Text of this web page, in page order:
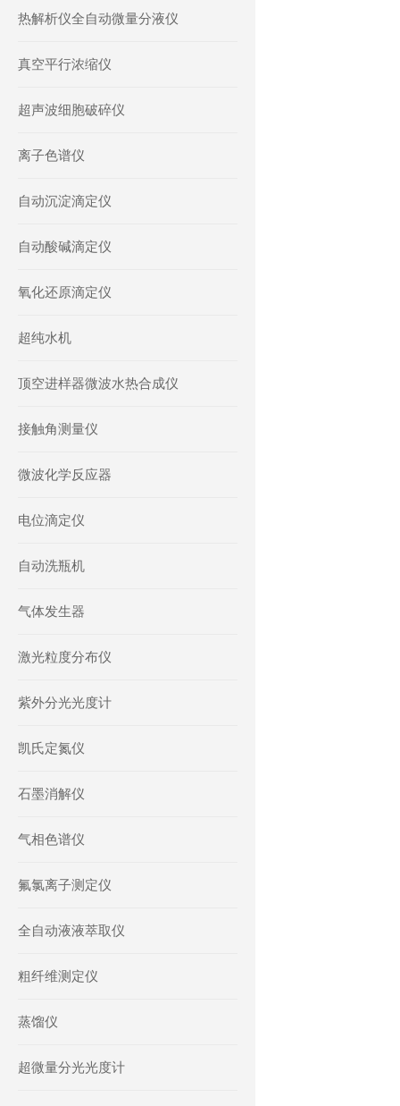
热解析仪全自动微量分液仪
真空平行浓缩仪
超声波细胞破碎仪
离子色谱仪
自动沉淀滴定仪
自动酸碱滴定仪
氧化还原滴定仪
超纯水机
顶空进样器微波水热合成仪
接触角测量仪
微波化学反应器
电位滴定仪
自动洗瓶机
气体发生器
激光粒度分布仪
紫外分光光度计
凯氏定氮仪
石墨消解仪
气相色谱仪
氟氯离子测定仪
全自动液液萃取仪
粗纤维测定仪
蒸馏仪
超微量分光光度计